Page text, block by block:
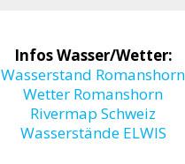
Infos Wasser/Wetter:
Wasserstand Romanshorn
Wetter Romanshorn
Rivermap Schweiz
Wasserstände ELWIS